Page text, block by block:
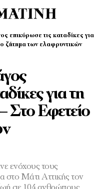
επικύρωσε τις καταδίκες για
ζήτημα των ελαφρυντικών
για τη
Στο Εφετείο
ενόχους τους
στο Μάτι Αττικής τον